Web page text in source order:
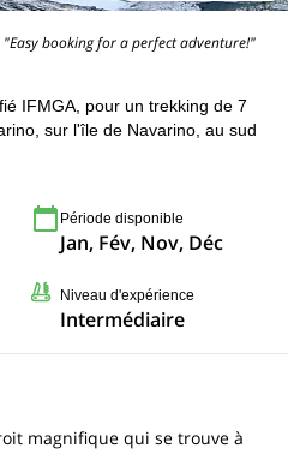
"Easy booking for a perfect adventure!"
IFMGA, pour un trekking de 7
sur l'île de Navarino, au sud
Période disponible
Jan, Fév, Nov, Déc
Niveau d'expérience
Intermédiaire
magnifique qui se trouve à